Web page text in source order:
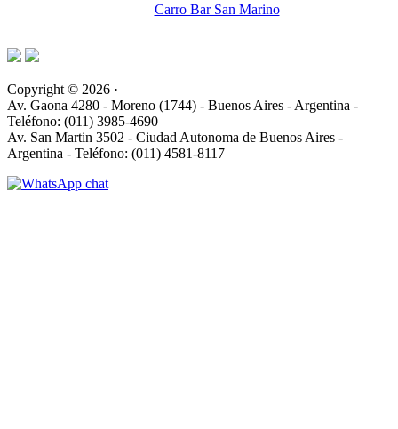
Carro Bar San Marino
Copyright © 2026 ·
Av. Gaona 4280 - Moreno (1744) - Buenos Aires - Argentina -
Teléfono: (011) 3985-4690
Av. San Martin 3502 - Ciudad Autonoma de Buenos Aires -
Argentina - Teléfono: (011) 4581-8117